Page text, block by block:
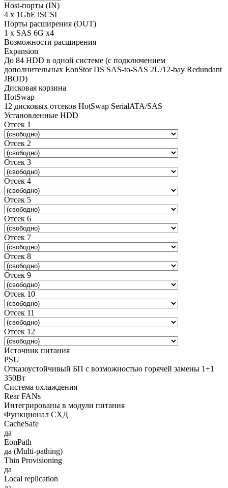
Host-порты (IN)
4 x 1GbE iSCSI
Порты расширения (OUT)
1 x SAS 6G x4
Возможности расширения
Expansion
До 84 HDD в одной системе (с подключением
дополнительных EonStor DS SAS-to-SAS 2U/12-bay Redundant
JBOD)
Дисковая корзина
HotSwap
12 дисковых отсеков HotSwap SerialATA/SAS
Установленные HDD
Отсек 1
Отсек 2
Отсек 3
Отсек 4
Отсек 5
Отсек 6
Отсек 7
Отсек 8
Отсек 9
Отсек 10
Отсек 11
Отсек 12
Источник питания
PSU
Отказоустойчивый БП с возможностью горячей замены 1+1
350Вт
Система охлаждения
Rear FANs
Интегрированы в модули питания
Функционал СХД
CacheSafe
да
EonPath
да (Multi-pathing)
Thin Provisioning
да
Local replication